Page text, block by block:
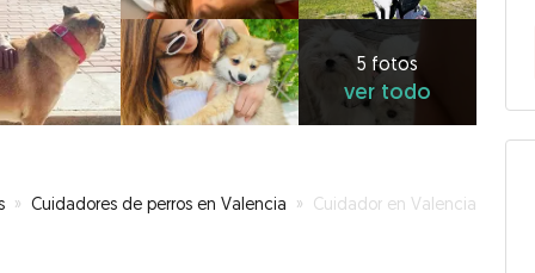
5 fotos
ver todo
» Cuidadores de perros en Valencia » Cuidador en Valencia